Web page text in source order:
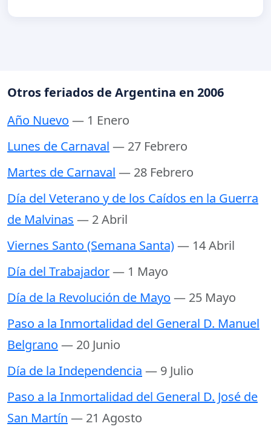
Otros feriados de Argentina en 2006
Año Nuevo — 1 Enero
Lunes de Carnaval — 27 Febrero
Martes de Carnaval — 28 Febrero
Día del Veterano y de los Caídos en la Guerra
de Malvinas — 2 Abril
Viernes Santo (Semana Santa)— 14 Abril
Día del Trabajador— 1 Mayo
Día de la Revolución de Mayo — 25 Mayo
Paso a la Inmortalidad del General D. Manuel
Belgrano — 20 Junio
Día de la Independencia — 9 Julio
Paso a la Inmortalidad del General D. José de
San Martín — 21 Agosto